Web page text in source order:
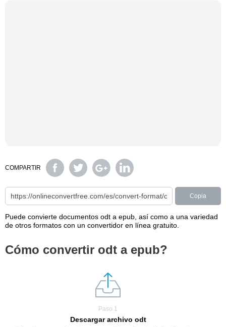
COMPARTIR
Copia
Puede convierte documentos odt a epub, así como a una variedad
de otros formatos con un convertidor en línea gratuito.
Cómo convertir odt a epub?
Paso 1
Descargar archivo odt